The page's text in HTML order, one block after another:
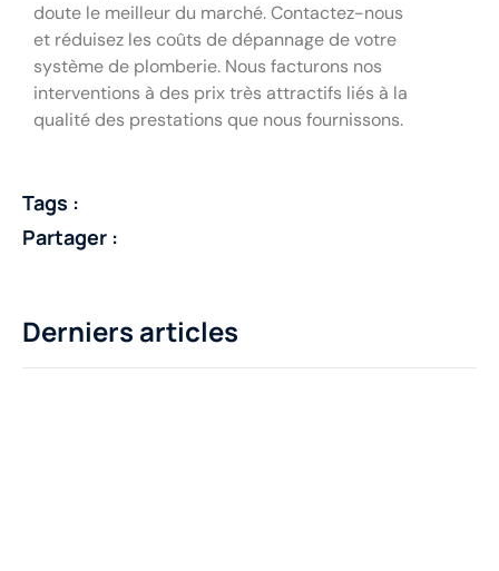
doute le meilleur du marché. Contactez-nous
et réduisez les coûts de dépannage de votre
système de plomberie. Nous facturons nos
interventions à des prix très attractifs liés à la
qualité des prestations que nous fournissons.
Tags :
Partager :
Derniers articles